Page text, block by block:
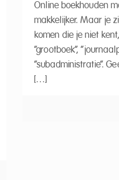
Online boekhouden
makkelijker. Maar je
komen die je niet
“grootboek”,
“subadministratie”.
[…]